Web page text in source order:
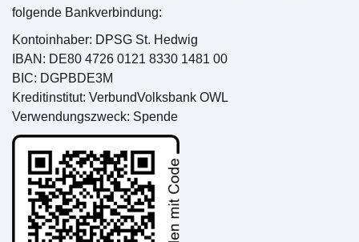
folgende Bankverbindung:
Kontoinhaber: DPSG St. Hedwig
IBAN: DE80 4726 0121 8330 1481 00
BIC: DGPBDE3M
Kreditinstitut: VerbundVolksbank OWL
Verwendungszweck: Spende